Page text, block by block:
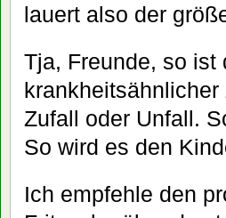
lauert also der
Tja, Freunde, so ist
Zufall oder Unfall.
So wird es den
Ich empfehle den